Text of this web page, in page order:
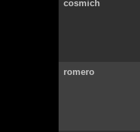
cosmich
romero